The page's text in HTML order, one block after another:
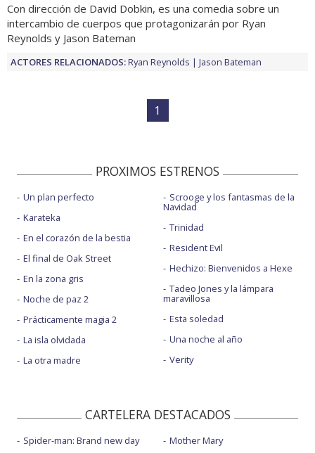
Con dirección de David Dobkin, es una comedia sobre un
intercambio de cuerpos que protagonizarán por Ryan
Reynolds y Jason Bateman
ACTORES RELACIONADOS:Ryan Reynolds Jason Bateman
1
PROXIMOS ESTRENOS
Un plan perfecto
Karateka
En el corazón de la bestia
El final de Oak Street
En la zona gris
Noche de paz 2
Prácticamente magia 2
La isla olvidada
La otra madre
Scrooge y los fantasmas de la
Navidad
Trinidad
Resident Evil
Hechizo: Bienvenidos a Hexe
Tadeo Jones y la lámpara
maravillosa
Esta soledad
Una noche al año
Verity
CARTELERA DESTACADOS
Spider-man: Brand new day
Mother Mary